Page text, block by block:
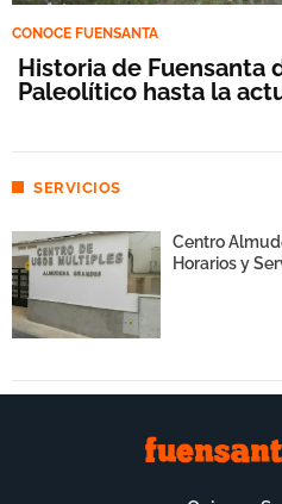
CONOCE FUENSANTA
Historia de Fuensanta
Paleolítico hasta la
SERVICIOS
Centro
Horarios y